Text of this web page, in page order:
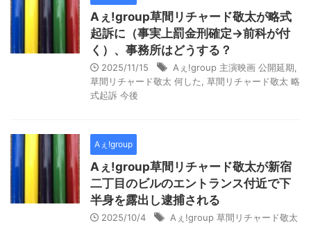
Aぇ!group草間リチャード敬太が略式
起訴に（事実上罰金刑確定→前科が付
く）、事務所はどうする？
2025/11/15 Aぇ!group 主演映画 公開延期
草間リチャード敬太 何した
草間リチャード敬太 略
式起訴 今後
Aぇ!group
Aぇ!group草間リチャード敬太が新宿
二丁目のビルのエントランス付近で下
半身を露出し逮捕される
2025/10/4
Aぇ!group 草間リチャード敬太